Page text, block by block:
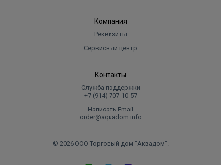
Компания
Реквизиты
Сервисный центр
Контакты
Служба поддержки
+7 (914) 707‑10‑57
Написать Email
order@aquadom.info
© 2026 ООО Торговый дом "Аквадом".
.